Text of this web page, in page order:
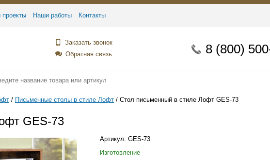
проекты Наши работы Контакты
Заказать звонок
Обратная связь
8 (800)
Письменные столы в стиле Лофт Стол письменный в стиле Лофт GES-73
GES-73
Артикул: GES-73
Изготовление